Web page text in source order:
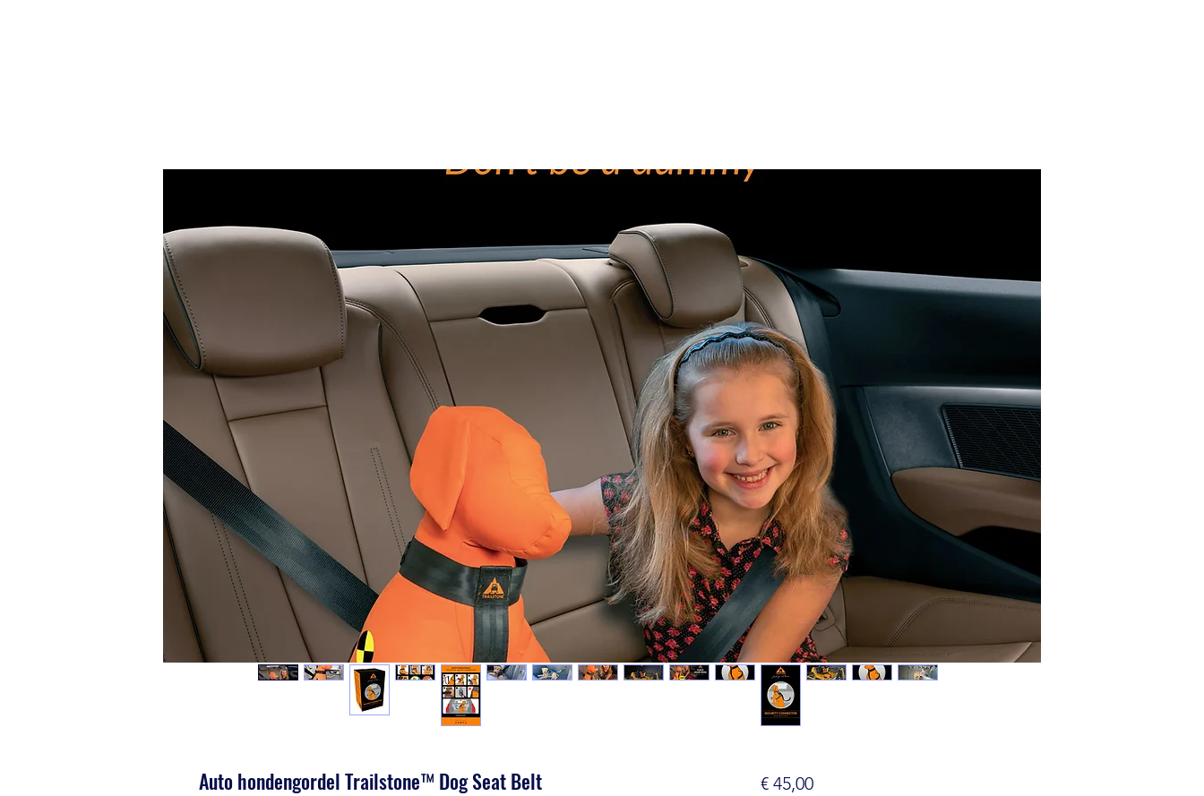
Auto hondengordel Trailstone™ Dog Seat Belt € 45,00Prijs